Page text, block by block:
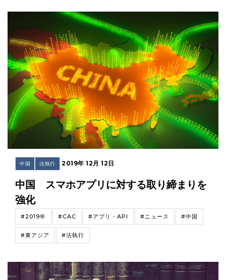
中国 法執行 2019年 12月 12日
中国 スマホアプリに対する取り締まりを
強化
#2019年 #CAC #アプリ・API #ニュース #中国
#東アジア #法執行